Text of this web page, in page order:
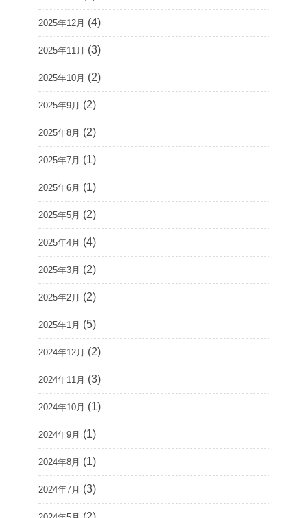
2025年12月 (4)
2025年11月 (3)
2025年10月 (2)
2025年9月 (2)
2025年8月 (2)
2025年7月 (1)
2025年6月 (1)
2025年5月 (2)
2025年4月 (4)
2025年3月 (2)
2025年2月 (2)
2025年1月 (5)
2024年12月 (2)
2024年11月 (3)
2024年10月 (1)
2024年9月 (1)
2024年8月 (1)
2024年7月 (3)